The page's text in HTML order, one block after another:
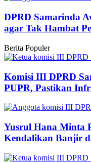
DPRD Samarinda
agar Tak Hambat
Berita Populer
Komisi III DPRD
PUPR, Pastikan
Yusrul Hana Minta
Kendalikan Banjir